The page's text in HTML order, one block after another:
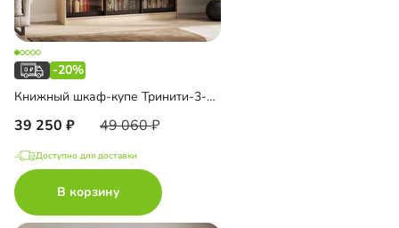
-20%
Книжный шкаф-купе Тринити-3-1 4 полки
39 250 49 060
Доступно для доставки
В корзину